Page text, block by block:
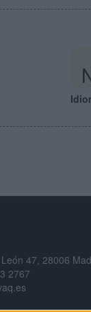
47, 28006
2767